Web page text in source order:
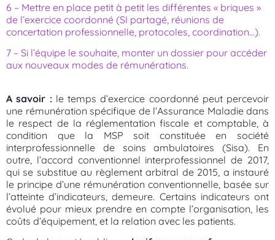
6 – Mettre en place petit à petit les différentes « briques »
de l’exercice coordonné (SI partagé, réunions de
concertation professionnelle, protocoles, coordination…).
7 – Si l’équipe le souhaite, monter un dossier pour accéder
aux nouveaux modes de rémunérations.
A savoir : le temps d’exercice coordonné peut percevoir
une rémunération spécifique de l’Assurance Maladie dans
le respect de la réglementation fiscale et comptable, à
condition que la MSP soit constituée en société
interprofessionnelle de soins ambulatoires (Sisa). En
outre, l’accord conventionnel interprofessionnel de 2017,
qui se substitue au règlement arbitral de 2015, a instauré
le principe d’une rémunération conventionnelle, basée sur
l’atteinte d’indicateurs, demeure. Certains indicateurs ont
évolué pour mieux prendre en compte l’organisation, les
coûts d’équipement, et la relation avec les patients.